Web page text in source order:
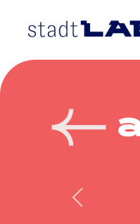
Skip to main content